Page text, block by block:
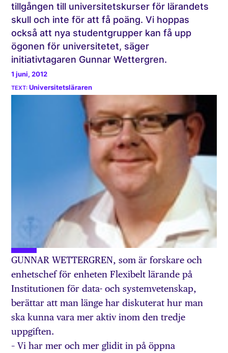
tillgången till universitetskurser för lärandets
skull och inte för att få poäng. Vi hoppas
också att nya studentgrupper kan få upp
ögonen för universitetet, säger
initiativtagaren Gunnar Wettergren.
1 juni, 2012
Universitetsläraren
GUNNAR WETTERGREN, som är forskare och
enhetschef för enheten Flexibelt lärande på
Institutionen för data- och systemvetenskap,
berättar att man länge har diskuterat hur man
ska kunna vara mer aktiv inom den tredje
uppgiften.
– Vi har mer och mer glidit in på öppna